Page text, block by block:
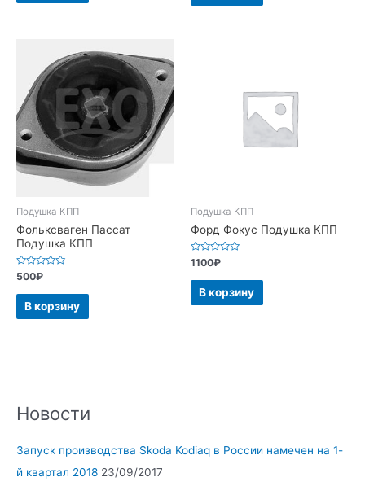
Новости
Запуск производства Skoda Kodiaq в России намечен на 1-
й квартал 2018 23/09/2017
Подушка КПП
Фольксваген Пассат
Подушка КПП
Оценка
0
из
500₽
В корзину
Подушка КПП
Форд Фокус Подушка КПП
Оценка
0
из
1100₽
В корзину